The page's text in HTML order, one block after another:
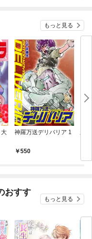
もっと見る
神羅万送デリバリア 1
550
新
おすす
もっと見る